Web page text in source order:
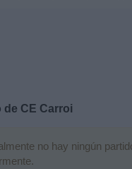
de CE Carroi
no hay ningún